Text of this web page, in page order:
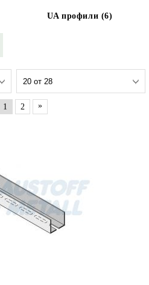
UA профили (6)
1 2 »